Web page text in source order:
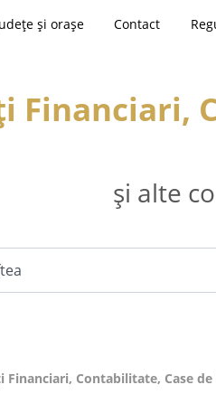
și orașe Contact
Financiari,
și alte
Financiari, Contabilitate, Case